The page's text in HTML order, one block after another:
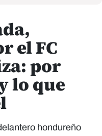
el FC
por
lo que
hondureño